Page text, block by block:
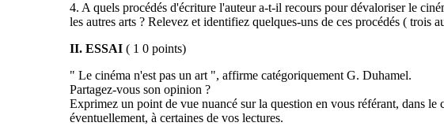
4. A quels procédés d'écriture l'auteur a-t-il recours pour dévaloriser le
les autres arts ? Relevez et identifiez quelques-uns de ces procédés ( trois
II. ESSAI ( 1 0 points)
" Le cinéma n'est pas un art ", affirme catégoriquement G. Duhamel.
Partagez-vous son opinion ?
Exprimez un point de vue nuancé sur la question en vous référant, dans
éventuellement, à certaines de vos lectures.